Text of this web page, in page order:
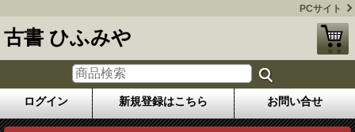
PCサイト
古書 ひふみや
ログイン 新規登録はこちら お問い合せ